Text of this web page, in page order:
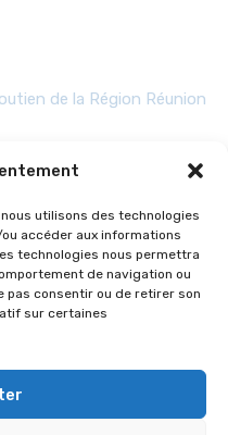
utilisons des technologies
accéder aux informations
technologies nous permettra
de navigation ou
pas consentir ou de retirer son
sur certaines
de la Région Réunion